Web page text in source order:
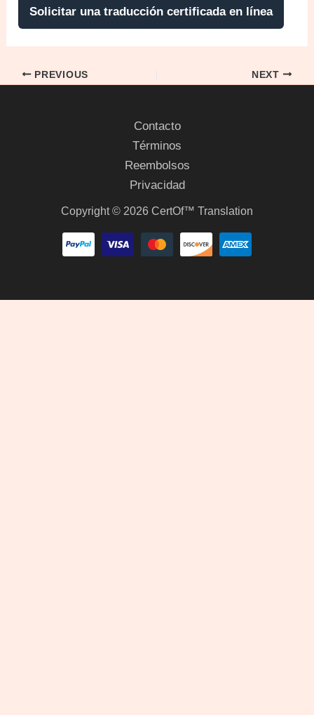
Solicitar una traducción certificada en línea
PREVIOUS NEXT
Contacto
Términos
Reembolsos
Privacidad
Copyright © 2026 CertOf™ Translation